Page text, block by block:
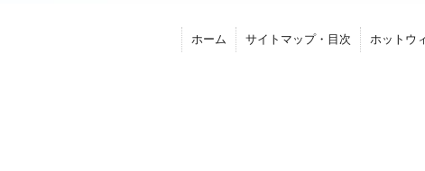
ホーム サイトマップ・目次 ホットウ